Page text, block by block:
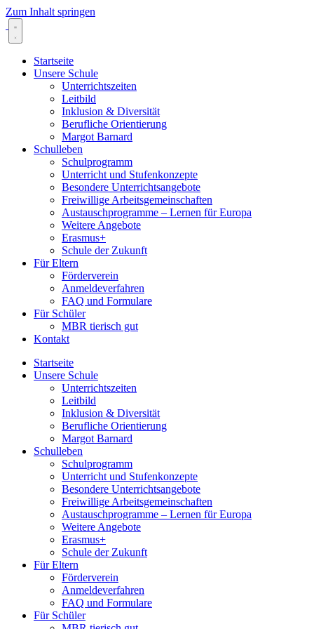
Zum Inhalt springen
Startseite
Unsere Schule
Unterrichtszeiten
Leitbild
Inklusion & Diversität
Berufliche Orientierung
Margot Barnard
Schulleben
Schulprogramm
Unterricht und Stufenkonzepte
Besondere Unterrichtsangebote
Freiwillige Arbeitsgemeinschaften
Austauschprogramme – Lernen für Europa
Weitere Angebote
Erasmus+
Schule der Zukunft
Für Eltern
Förderverein
Anmeldeverfahren
FAQ und Formulare
Für Schüler
MBR tierisch gut
Kontakt
Startseite
Unsere Schule
Unterrichtszeiten
Leitbild
Inklusion & Diversität
Berufliche Orientierung
Margot Barnard
Schulleben
Schulprogramm
Unterricht und Stufenkonzepte
Besondere Unterrichtsangebote
Freiwillige Arbeitsgemeinschaften
Austauschprogramme – Lernen für Europa
Weitere Angebote
Erasmus+
Schule der Zukunft
Für Eltern
Förderverein
Anmeldeverfahren
FAQ und Formulare
Für Schüler